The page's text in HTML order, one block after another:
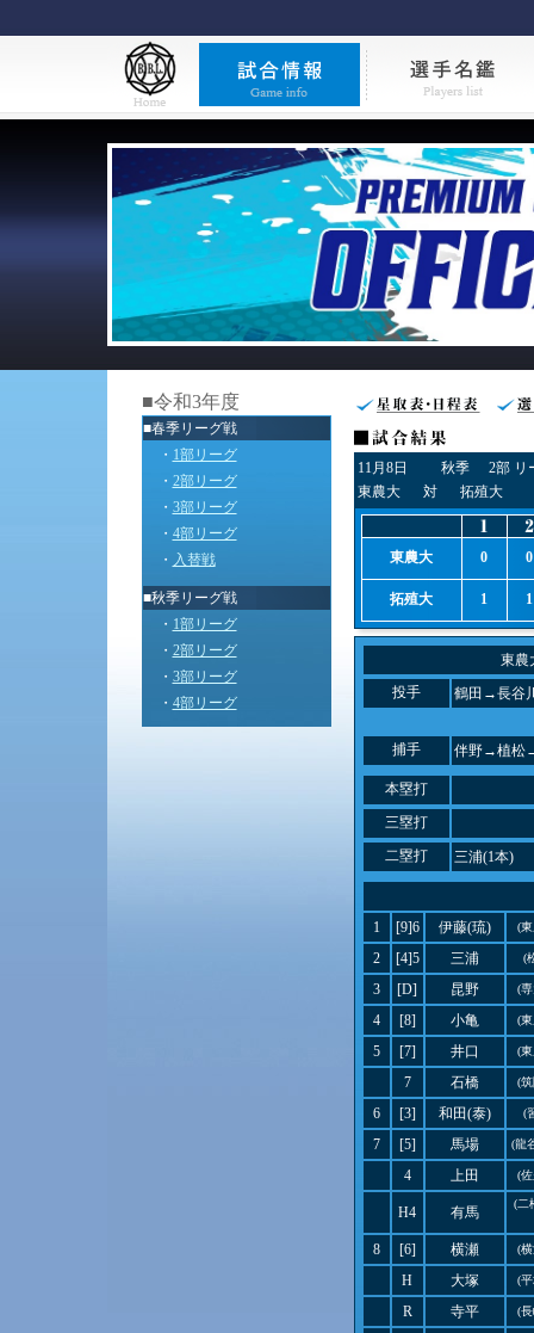
■令和3年度
■春季リーグ戦
・ 1部リーグ
・ 2部リーグ
・ 3部リーグ
・ 4部リーグ
・ 入替戦
■秋季リーグ戦
・ 1部リーグ
・ 2部リーグ
・ 3部リーグ
・ 4部リーグ
11月8日 秋季
2部 リ
東農大
対 拓殖大
東農大 0 0
拓殖大 1 1
東農
投手
鶴田→長谷
捕手 伴野→植松
本塁打
三塁打
二塁打
三浦(1本)
1 [9]6 伊藤(琉) (
2 [4]5 三浦 (
3 [D] 昆野 (
4 [8] 小亀 (
5 [7] 井口 (
7 石橋 (
6 [3] 和田(泰) (
7 [5] 馬場 (龍
4 上田 (
H4 有馬
(二
8 [6] 横瀬 (
H 大塚 (
R 寺平 (